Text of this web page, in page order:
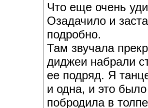
Что еще очень
Озадачило и
подробно.
Там звучала
диджеи набрали
ее подряд. Я
и одна, и это
побродила в